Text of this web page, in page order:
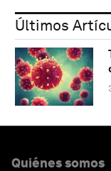
Últimos
Quiénes somos